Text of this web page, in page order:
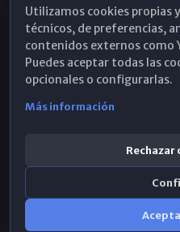
Hemeroteca
WhatsApp
Utilizamos cookies propias
técnicos, de preferencias,
contenidos externos como
Puedes aceptar todas las
opcionales o configurarlas.
Más información
Rechazar